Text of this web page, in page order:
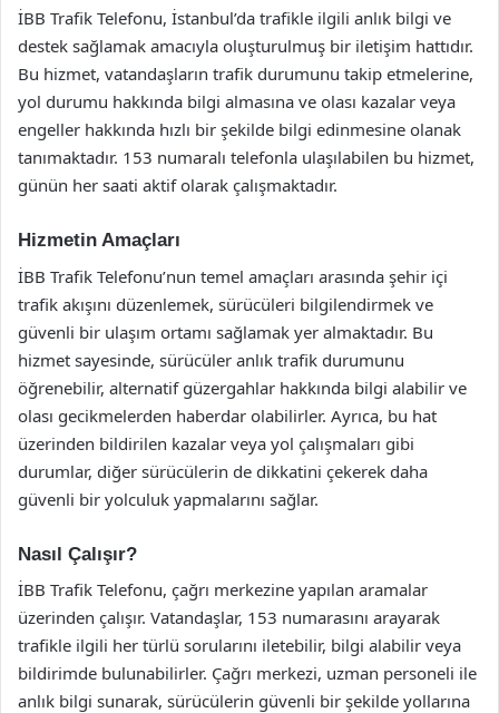
İBB Trafik Telefonu, İstanbul’da trafikle ilgili anlık bilgi ve
destek sağlamak amacıyla oluşturulmuş bir iletişim hattıdır.
Bu hizmet, vatandaşların trafik durumunu takip etmelerine,
yol durumu hakkında bilgi almasına ve olası kazalar veya
engeller hakkında hızlı bir şekilde bilgi edinmesine olanak
tanımaktadır. 153 numaralı telefonla ulaşılabilen bu hizmet,
günün her saati aktif olarak çalışmaktadır.
Hizmetin Amaçları
İBB Trafik Telefonu’nun temel amaçları arasında şehir içi
trafik akışını düzenlemek, sürücüleri bilgilendirmek ve
güvenli bir ulaşım ortamı sağlamak yer almaktadır. Bu
hizmet sayesinde, sürücüler anlık trafik durumunu
öğrenebilir, alternatif güzergahlar hakkında bilgi alabilir ve
olası gecikmelerden haberdar olabilirler. Ayrıca, bu hat
üzerinden bildirilen kazalar veya yol çalışmaları gibi
durumlar, diğer sürücülerin de dikkatini çekerek daha
güvenli bir yolculuk yapmalarını sağlar.
Nasıl Çalışır?
İBB Trafik Telefonu, çağrı merkezine yapılan aramalar
üzerinden çalışır. Vatandaşlar, 153 numarasını arayarak
trafikle ilgili her türlü sorularını iletebilir, bilgi alabilir veya
bildirimde bulunabilirler. Çağrı merkezi, uzman personeli ile
anlık bilgi sunarak, sürücülerin güvenli bir şekilde yollarına